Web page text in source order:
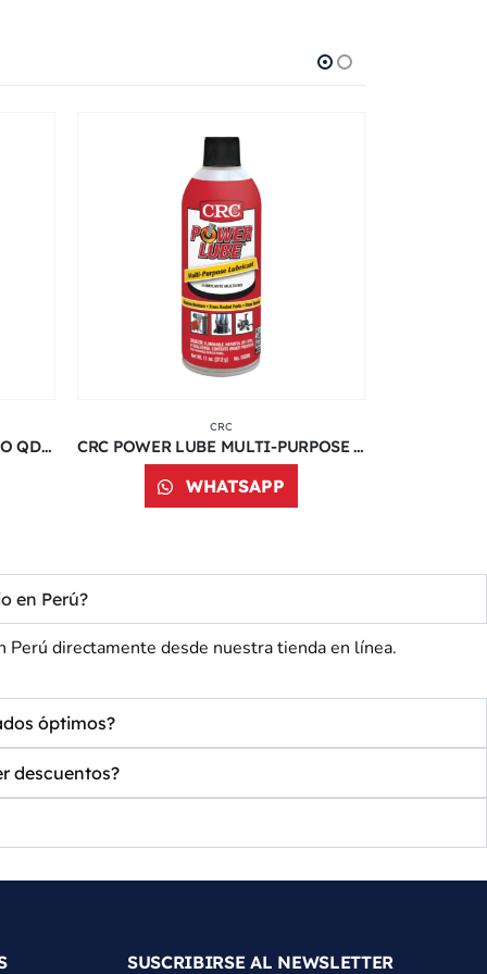
CRC LIMPIADOR DE CONTACTO QD 82130 SPRAY | 11 ONZ
CRC
CRC POWER LUBE MULTI-PURPOSE LUBRICANT 5006 | 11 ONZ
WHATSAPP
en Perú?
Perú directamente desde nuestra tienda en línea.
óptimos?
descuentos?
SUSCRIBIRSE AL NEWSLETTER